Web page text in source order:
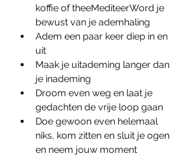
koffie of theeMediteerWord je
bewust van je ademhaling
Adem een paar keer diep in en
uit
Maak je uitademing langer dan
je inademing
Droom even weg en laat je
gedachten de vrije loop gaan
Doe gewoon even helemaal
niks, kom zitten en sluit je ogen
en neem jouw moment